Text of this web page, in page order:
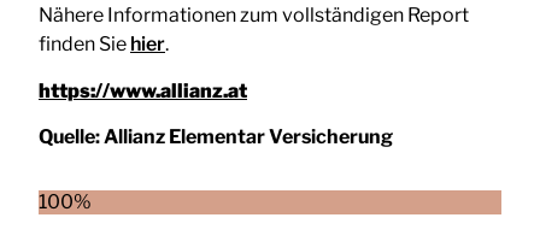
Nähere Informationen zum vollständigen Report
finden Sie hier.
https://www.allianz.at
Quelle:Allianz Elementar Versicherung
100%